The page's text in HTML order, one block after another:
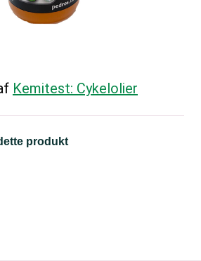
Kemitest: Cykelolier
produkt